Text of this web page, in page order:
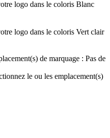
de marquage : Pas de
le ou les emplacement(s)